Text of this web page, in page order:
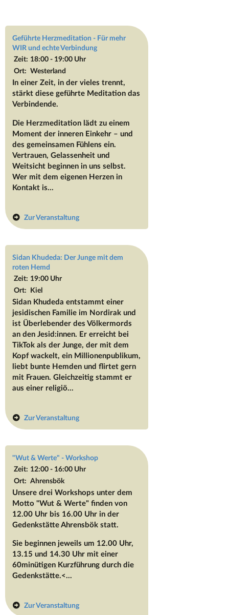
Geführte Herzmeditation - Für mehr
WIR und echte Verbindung
Zeit: 18:00 - 19:00 Uhr
Ort: Westerland
In einer Zeit, in der vieles trennt,
stärkt diese geführte Meditation das
Verbindende.
Die Herzmeditation lädt zu einem
Moment der inneren Einkehr – und
des gemeinsamen Fühlens ein.
Vertrauen, Gelassenheit und
Weitsicht beginnen in uns selbst.
Wer mit dem eigenen Herzen in
Kontakt is...
Zur Veranstaltung
Sidan Khudeda: Der Junge mit dem
roten Hemd
Zeit: 19:00 Uhr
Ort: Kiel
Sidan Khudeda entstammt einer
jesidischen Familie im Nordirak und
ist Überlebender des Völkermords
an den Jesid:innen. Er erreicht bei
TikTok als der Junge, der mit dem
Kopf wackelt, ein Millionenpublikum,
liebt bunte Hemden und flirtet gern
mit Frauen. Gleichzeitig stammt er
aus einer religiö...
Zur Veranstaltung
"Wut & Werte" - Workshop
Zeit: 12:00 - 16:00 Uhr
Ort: Ahrensbök
Unsere drei Workshops unter dem
Motto "Wut & Werte" finden von
12.00 Uhr bis 16.00 Uhr in der
Gedenkstätte Ahrensbök statt.
Sie beginnen jeweils um 12.00 Uhr,
13.15 und 14.30 Uhr mit einer
60minütigen Kurzführung durch die
Gedenkstätte.<...
Zur Veranstaltung